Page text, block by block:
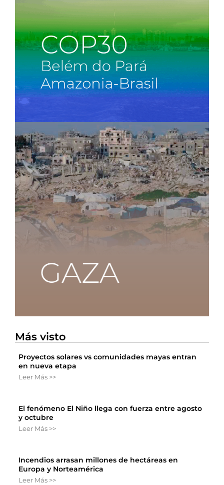
Más visto
Proyectos solares vs comunidades mayas entran
en nueva etapa
Leer Más >>
El fenómeno El Niño llega con fuerza entre agosto
y octubre
Leer Más >>
Incendios arrasan millones de hectáreas en
Europa y Norteamérica
Leer Más >>